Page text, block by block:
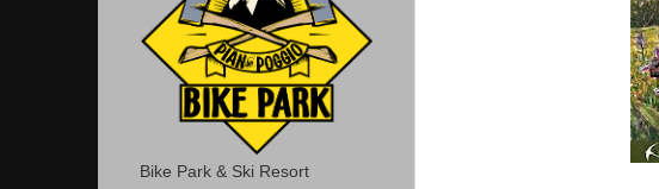
Bike Park & Ski Resort